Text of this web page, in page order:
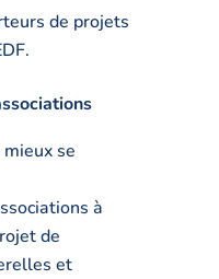
de projets
se
à
de
et